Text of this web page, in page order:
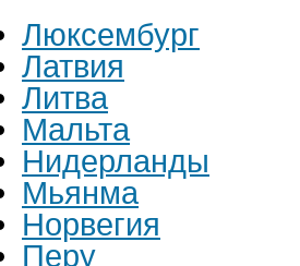
Люксембург
Латвия
Литва
Мальта
Нидерланды
Мьянма
Норвегия
Перу